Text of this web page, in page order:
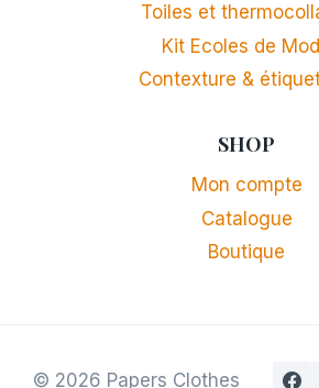
Toiles et
Kit Ecoles de
Contexture &
SHOP
Mon compte
Catalogue
Boutique
© 2026 Papers Clothes